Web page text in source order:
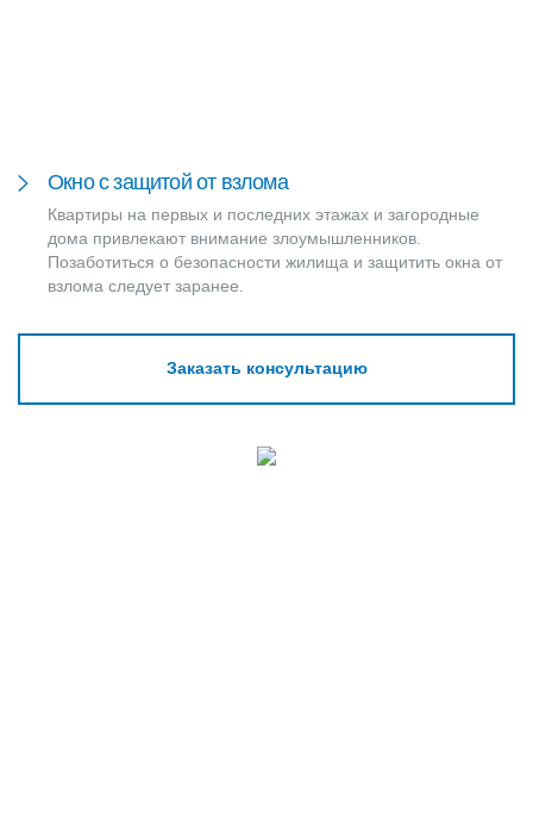
Окно с защитой от взлома
Квартиры на первых и последних этажах и загородные
дома привлекают внимание злоумышленников.
Позаботиться о безопасности жилища и защитить окна от
взлома следует заранее.
Заказать консультацию